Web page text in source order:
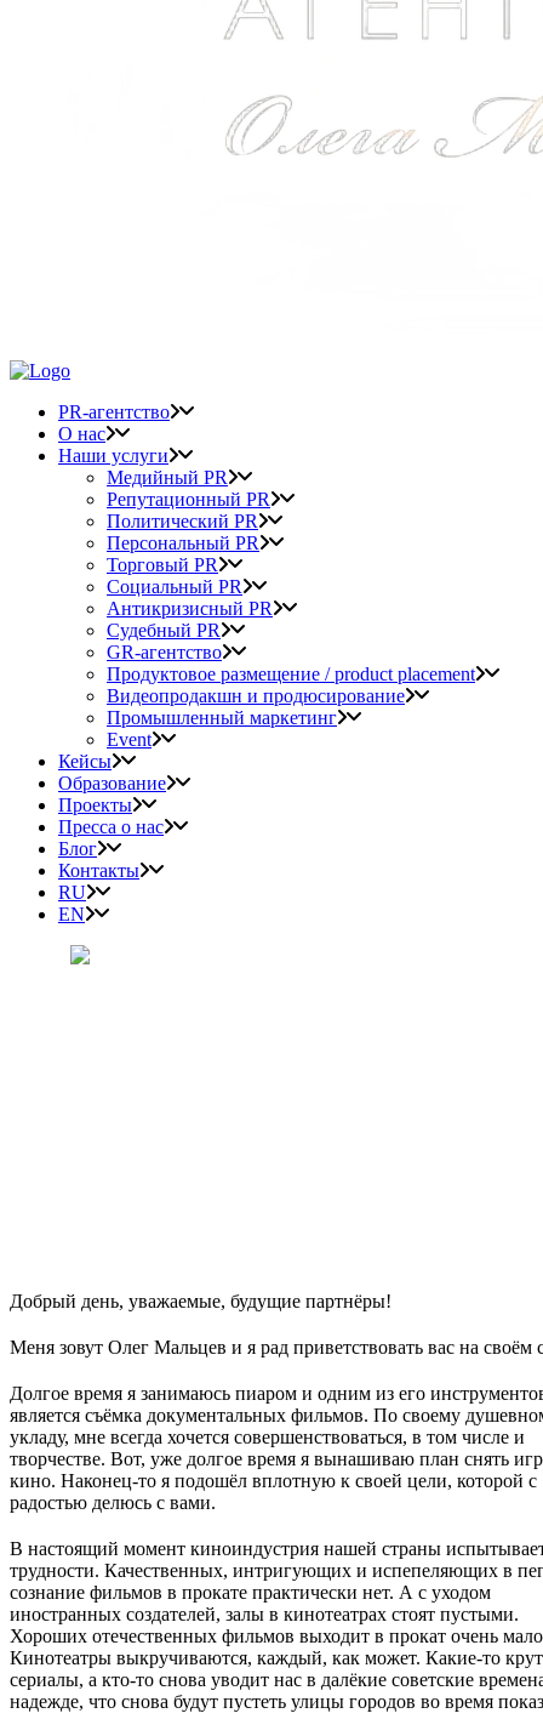
PR-агентство
О нас
Наши услуги
Медийный PR
Репутационный PR
Политический PR
Персональный PR
Торговый PR
Социальный PR
Антикризисный PR
Судебный PR
GR-агентство
Продуктовое размещение / product placement
Видеопродакшн и продюсирование
Промышленный маркетинг
Event
Кейсы
Образование
Проекты
Пресса о нас
Блог
Контакты
RU
EN
Добрый день, уважаемые, будущие партнёры!
Меня зовут Олег Мальцев и я рад приветствовать вас на своём
Долгое время я занимаюсь пиаром и одним из его
является съёмка документальных фильмов. По своему
укладу, мне всегда хочется совершенствоваться, в том числе и
творчестве. Вот, уже долгое время я вынашиваю план снять
кино. Наконец-то я подошёл вплотную к своей цели, которой с
радостью делюсь с вами.
В настоящий момент киноиндустрия нашей страны
трудности. Качественных, интригующих и испепеляющих в
сознание фильмов в прокате практически нет. А с уходом
иностранных создателей, залы в кинотеатрах стоят пустыми.
Хороших отечественных фильмов выходит в прокат очень
Кинотеатры выкручиваются, каждый, как может. Какие-то
сериалы, а кто-то снова уводит нас в далёкие советские
надежде, что снова будут пустеть улицы городов во время